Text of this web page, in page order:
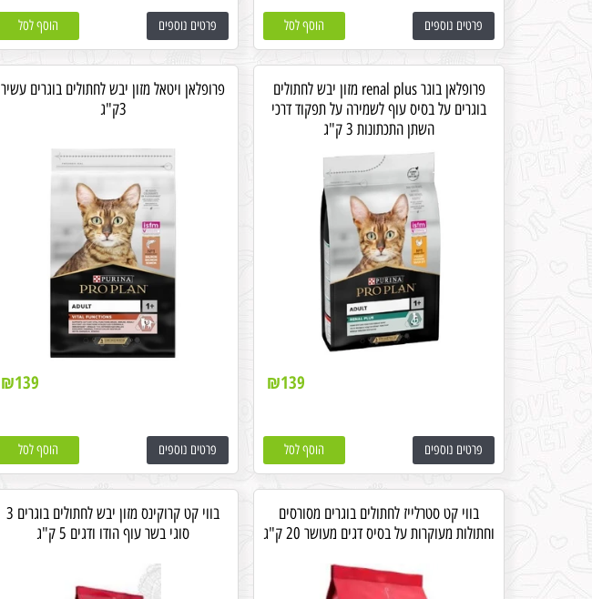
פרטים נוספים הוסף לסל פרטים נוספים הוסף לסל
פרופלאן בוגר renal plus מזון יבש לחתולים
בוגרים על בסיס עוף לשמירה על תפקוד דרכי
השתן התכתונות 3 ק"ג
₪139
פרטים נוספים הוסף לסל
פרופלאן ויטאל מזון יבש לחתולים בוגרים עשיר
3ק"ג
₪139
פרטים נוספים הוסף לסל
בווי קט סטרלייז לחתולים בוגרים מסורסים
וחתולות מעוקרות על בסיס דגים מעושר 20 ק"ג
בווי קט קרוקינס מזון יבש לחתולים בוגרים 3
סוגי בשר עוף הודו ודגים 5 ק"ג